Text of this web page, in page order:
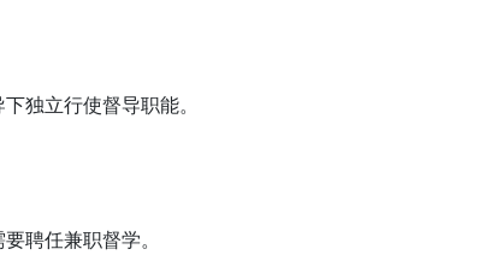
独立行使督导职能。
聘任兼职督学。